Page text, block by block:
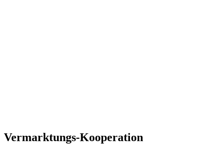
Vermarktungs-Kooperation